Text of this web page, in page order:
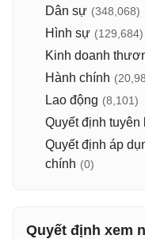
Dân sự (348,068)
Hình sự (129,684)
Kinh doanh
Hành chính
Lao động (8,101)
Quyết định tuyên
Quyết định áp
chính (0)
Quyết định xem